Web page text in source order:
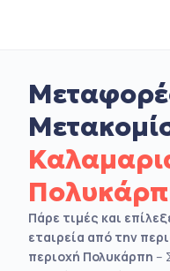
Πάρε τιμές και
εταιρεία από την
περιοχή Πολυκάρπη –